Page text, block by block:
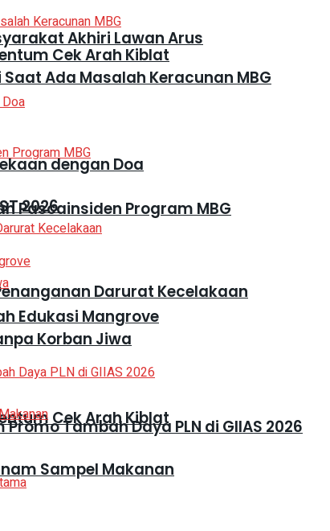
Cek Arah Kiblat
2026
Edukasi Mangrove
Tambah Daya PLN di GIIAS 2026
Akhiri Lawan Arus
dengan Doa
Darurat Kecelakaan
Cek Arah Kiblat
Ada Masalah Keracunan MBG
Pascainsiden Program MBG
Korban Jiwa
Sampel Makanan